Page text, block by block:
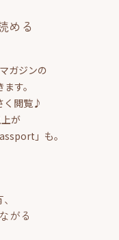
める
ガジンの
す。
く閲覧♪
が
」も。
がる